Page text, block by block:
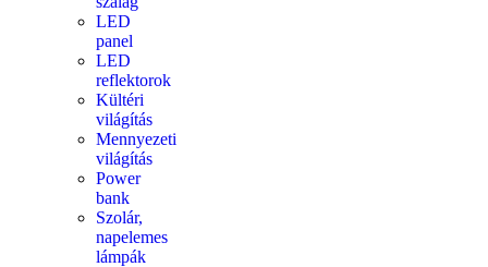
LED
panel
LED
reflektorok
Kültéri
világítás
Mennyezeti
világítás
Power
bank
Szolár,
napelemes
lámpák